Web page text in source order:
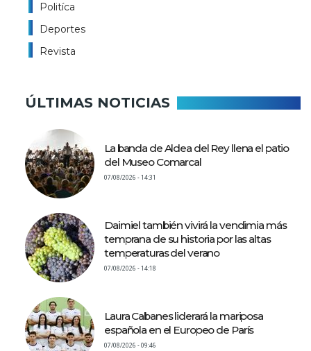
Politíca
Deportes
Revista
ÚLTIMAS NOTICIAS
La banda de Aldea del Rey llena el patio
del Museo Comarcal
07/08/2026 - 14:31
Daimiel también vivirá la vendimia más
temprana de su historia por las altas
temperaturas del verano
07/08/2026 - 14:18
Laura Cabanes liderará la mariposa
española en el Europeo de París
07/08/2026 - 09:46